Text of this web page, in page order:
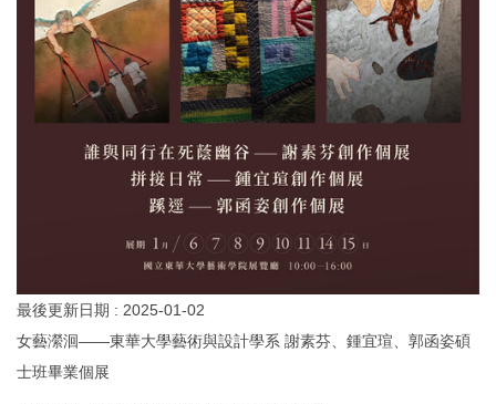
最後更新日期 : 2025-01-02
女藝瀠洄——東華大學藝術與設計學系 謝素芬、鍾宜瑄、郭函姿碩
士班畢業個展